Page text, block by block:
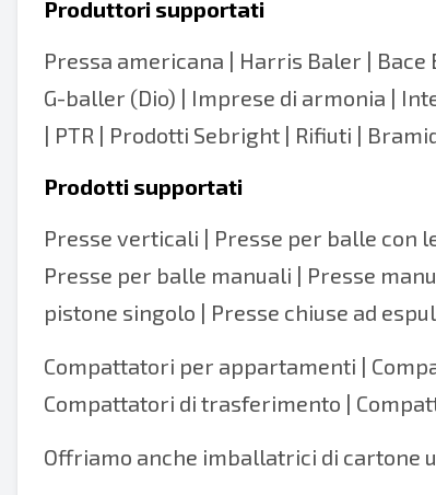
Produttori supportati
Pressa americana | Harris Baler | Bace
G-baller (Dio) | Imprese di armonia |
| PTR | Prodotti Sebright | Rifiuti |
Prodotti supportati
Presse verticali | Presse per balle con
Presse per balle manuali | Presse
pistone singolo | Presse chiuse ad
Compattatori per appartamenti |
Compattatori di trasferimento |
Offriamo anche imballatrici di cartone